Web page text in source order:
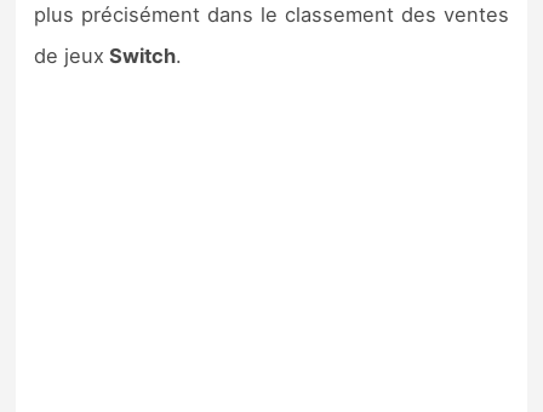
plus précisément dans le classement des ventes
de jeux Switch.